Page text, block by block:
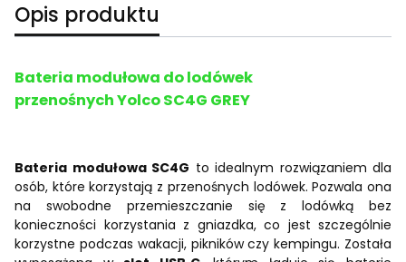
Opis produktu
Bateria modułowa do lodówek
przenośnych Yolco SC4G GREY
Bateria modułowa SC4G to idealnym rozwiązaniem dla
osób, które korzystają z przenośnych lodówek. Pozwala ona
na swobodne przemieszczanie się z lodówką bez
konieczności korzystania z gniazdka, co jest szczególnie
korzystne podczas wakacji, pikników czy kempingu. Została